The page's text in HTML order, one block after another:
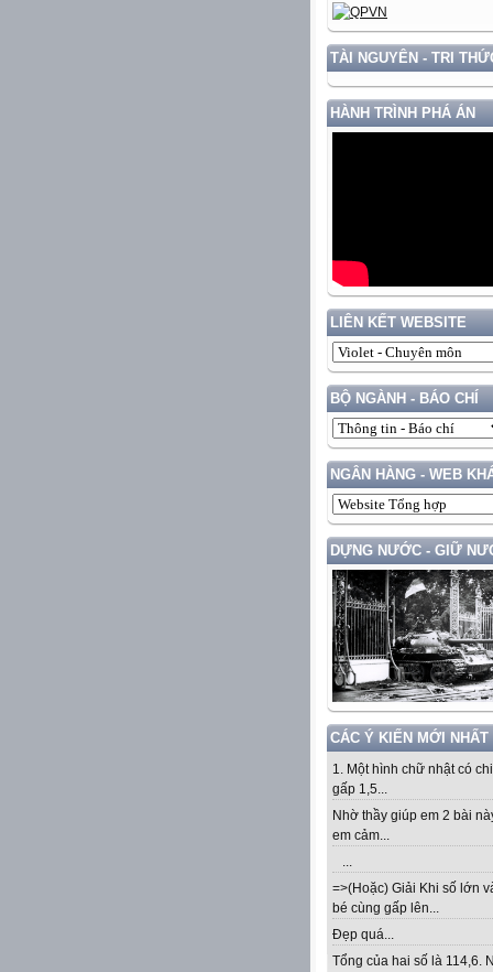
TÀI NGUYÊN - TRI
HÀNH TRÌNH PHÁ ÁN
LIÊN KẾT WEBSITE
BỘ NGÀNH - BÁO CHÍ
NGÂN HÀNG - WEB
DỰNG NƯỚC - GIỮ
CÁC Ý KIẾN MỚI NHẤT
1. Một hình chữ nhật có
gấp 1,5...
Nhờ thầy giúp em 2 bài
em cảm...
...
=>(Hoặc) Giải Khi số lớn
bé cùng gấp lên...
Đẹp quá...
Tổng của hai số là 114,6.